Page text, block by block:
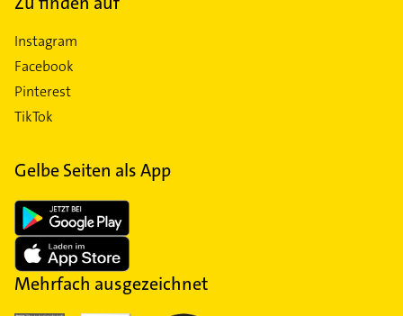
Instagram
Facebook
Pinterest
TikTok
Gelbe Seiten als App
Mehrfach ausgezeichnet